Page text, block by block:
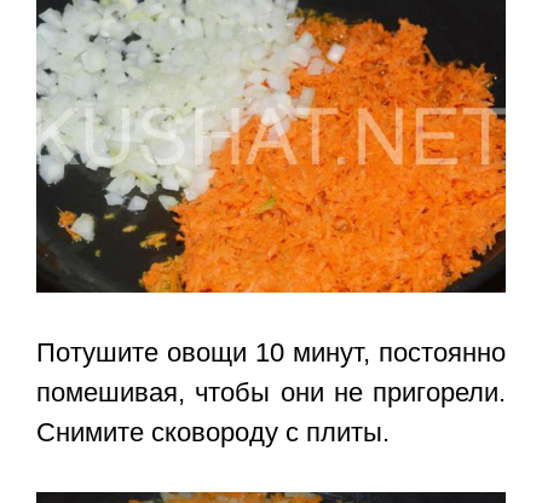
Потушите овощи 10 минут, постоянно
помешивая, чтобы они не пригорели.
Снимите сковороду с плиты.